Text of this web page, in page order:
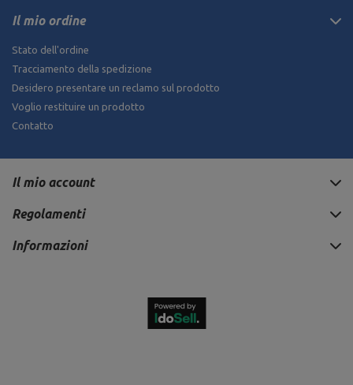
Il mio ordine
Stato dell'ordine
Tracciamento della spedizione
Desidero presentare un reclamo sul prodotto
Voglio restituire un prodotto
Contatto
Il mio account
Regolamenti
Informazioni